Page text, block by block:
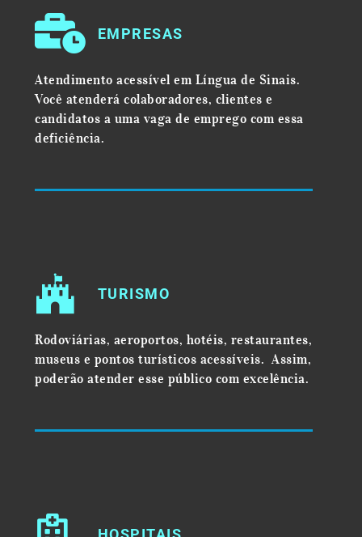
EMPRESAS
Atendimento acessível em Língua de Sinais.
Você atenderá colaboradores, clientes e
candidatos a uma vaga de emprego com essa
deficiência.
TURISMO
Rodoviárias, aeroportos, hotéis, restaurantes,
museus e pontos turísticos acessíveis. Assim,
poderão atender esse público com excelência.